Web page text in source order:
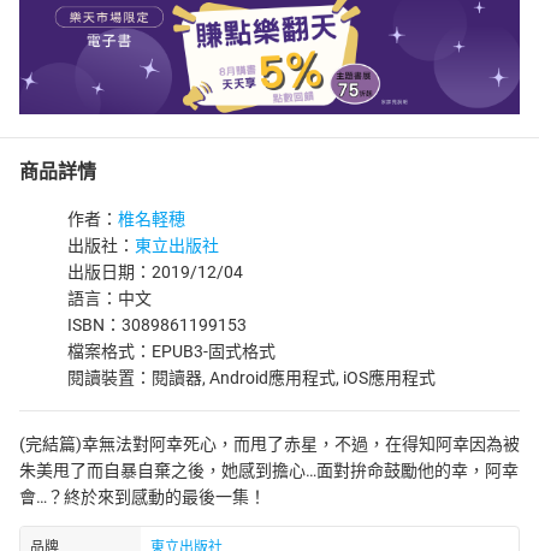
商品詳情
作者： 椎名軽穂
出版社： 東立出版社
出版日期：2019/12/04
語言：中文
ISBN：3089861199153
檔案格式：EPUB3-固式格式
閱讀裝置：閱讀器, Android應用程式, iOS應用程式
(完結篇)幸無法對阿幸死心，而甩了赤星，不過，在得知阿幸因為被
朱美甩了而自暴自棄之後，她感到擔心…面對拚命鼓勵他的幸，阿幸
會…？終於來到感動的最後一集！
品牌 東立出版社